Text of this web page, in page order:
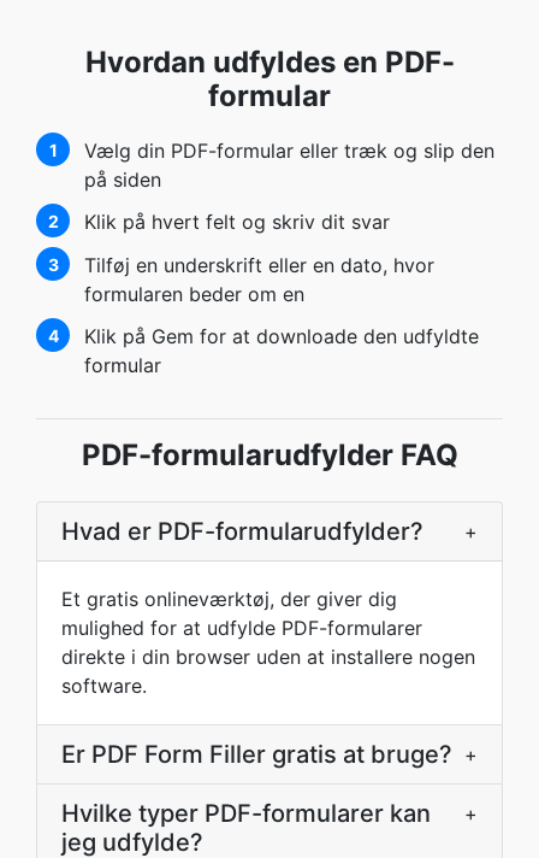
Hvordan udfyldes en PDF-
formular
1
Vælg din PDF-formular eller træk og slip den
på siden
2 Klik på hvert felt og skriv dit svar
3
Tilføj en underskrift eller en dato, hvor
formularen beder om en
4
Klik på Gem for at downloade den udfyldte
formular
PDF-formularudfylder FAQ
Hvad er PDF-formularudfylder? +
Et gratis onlineværktøj, der giver dig
mulighed for at udfylde PDF-formularer
direkte i din browser uden at installere nogen
software.
Er PDF Form Filler gratis at bruge? +
Hvilke typer PDF-formularer kan
jeg udfylde?
+